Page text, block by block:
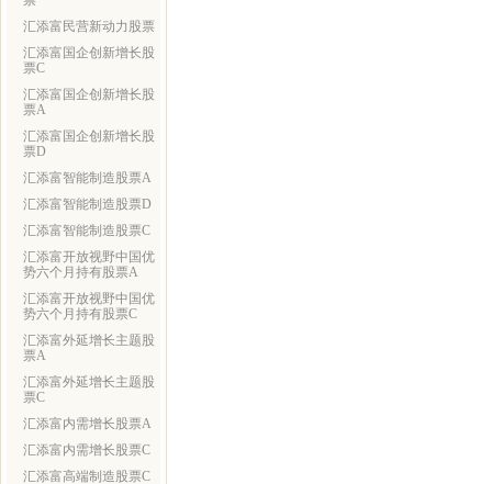
汇添富民营新动力股票
汇添富国企创新增长股
票C
汇添富国企创新增长股
票A
汇添富国企创新增长股
票D
汇添富智能制造股票A
汇添富智能制造股票D
汇添富智能制造股票C
汇添富开放视野中国优
势六个月持有股票A
汇添富开放视野中国优
势六个月持有股票C
汇添富外延增长主题股
票A
汇添富外延增长主题股
票C
汇添富内需增长股票A
汇添富内需增长股票C
汇添富高端制造股票C